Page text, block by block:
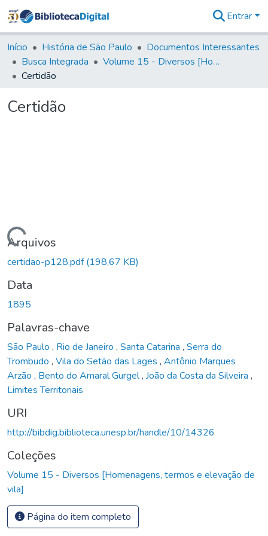
&
Coleções
Tudo na
Entrar
Início História de São Paulo
Documentos Interessantes
Busca Integrada
Volume 15 - Diversos [Homenagens, termos e elevação de vila]
Certidão
Certidão
Carregando...
Arquivos
certidao-p128.pdf(198,67 KB)
Data
1895
Palavras-chave
São Paulo , Rio de Janeiro , Santa Catarina , Serra do
Trombudo , Vila do Setão das Lages , Antônio Marques
Arzão , Bento do Amaral Gurgel, João da Costa da Silveira ,
Limites Territoriais
URI
http://bibdig.biblioteca.unesp.br/handle/10/14326
Coleções
Volume 15 - Diversos [Homenagens, termos e elevação de
vila]
Página do item completo